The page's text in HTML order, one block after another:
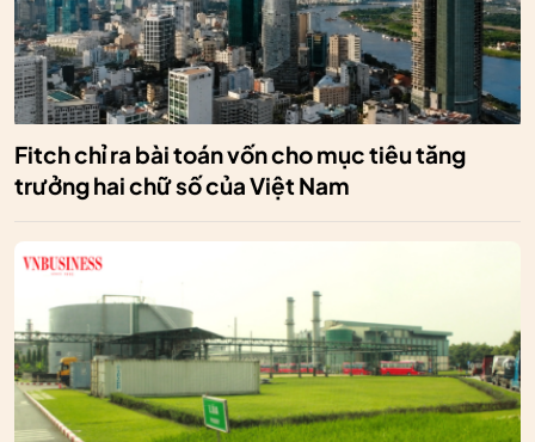
Fitch chỉ ra bài toán vốn cho mục tiêu tăng
trưởng hai chữ số của Việt Nam